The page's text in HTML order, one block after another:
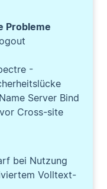
Probleme
-
Server Bind
Cross-site
bei Nutzung
Volltext-